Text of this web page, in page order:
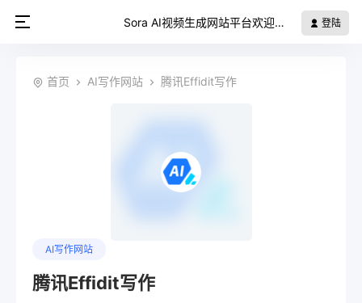
Sora AI视频生成网站平台欢迎您 登陆
首页 AI写作网站 腾讯Effidit写作
AI写作网站
腾讯Effidit写作